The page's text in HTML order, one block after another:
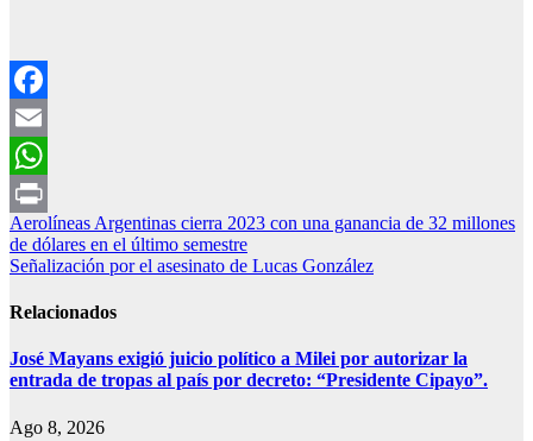
Facebook
Email
WhatsApp
Print
Navegación
de
Aerolíneas Argentinas cierra 2023 con una ganancia de 32 millones
de dólares en el último semestre
Señalización por el asesinato de Lucas González
Relacionados
José Mayans exigió juicio político a Milei por autorizar la
entrada de tropas al país por decreto: “Presidente Cipayo”.
Ago 8, 2026